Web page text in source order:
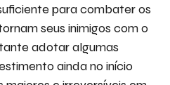
para combater os
seus inimigos com o
adotar algumas
ainda no início